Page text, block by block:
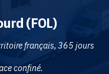
(FOL)
français, 365 jours
confiné.